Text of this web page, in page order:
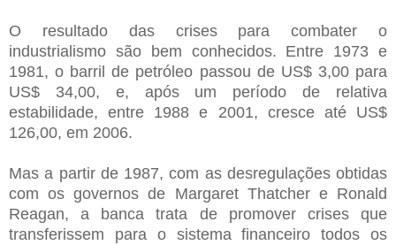
O resultado das crises para combater o
industrialismo são bem conhecidos. Entre 1973 e
1981, o barril de petróleo passou de US$ 3,00 para
US$ 34,00, e, após um período de relativa
estabilidade, entre 1988 e 2001, cresce até US$
126,00, em 2006.
Mas a partir de 1987, com as desregulações obtidas
com os governos de Margaret Thatcher e Ronald
Reagan, a banca trata de promover crises que
transferissem para o sistema financeiro todos os